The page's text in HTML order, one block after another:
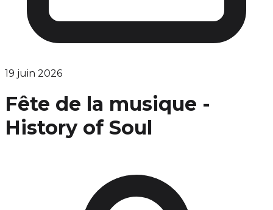
19 juin 2026
Fête de la musique -
History of Soul